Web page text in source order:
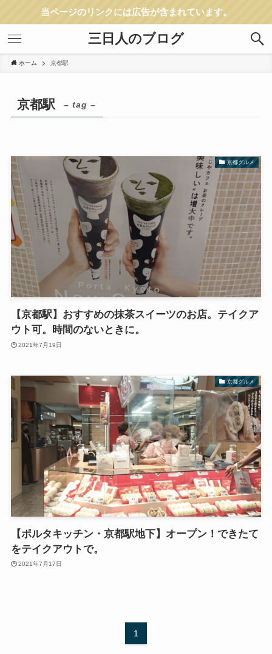
当ページのリンクには広告が含まれています。
三日人のブログ
ホーム 京都駅
京都駅 – tag –
京都グルメ
【京都駅】おすすめの抹茶スイーツのお店。テイクア
ウト可。時間のないときに。
2021年7月19日
京都グルメ
【ポルタキッチン・京都駅地下】オープン！できたて
をテイクアウトで。
2021年7月17日
1